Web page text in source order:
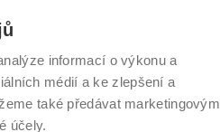
TECHNICKÉ V BRNĚ
1
www.vut.cz
informací o výkonu a
médií a ke zlepšení a
také předávat marketingovým
účely.